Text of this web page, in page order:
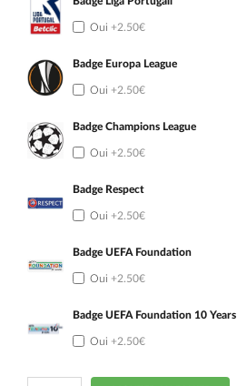
Oui +2.50€
Badge Europa League
Oui +2.50€
Badge Champions League
Oui +2.50€
Badge Respect
Oui +2.50€
Badge UEFA Foundation
Oui +2.50€
Badge UEFA Foundation 10 Years
Oui +2.50€
quantité